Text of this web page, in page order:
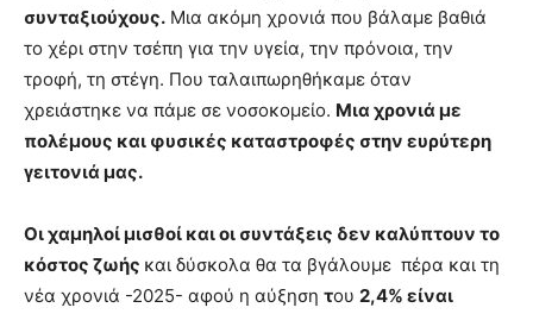
συνταξιούχους. Μια ακόμη χρονιά που βάλαμε βαθιά
το χέρι στην τσέπη για την υγεία, την πρόνοια, την
τροφή, τη στέγη. Που ταλαιπωρηθήκαμε όταν
χρειάστηκε να πάμε σε νοσοκομείο. Μια χρονιά με
πολέμους και φυσικές καταστροφές στην ευρύτερη
γειτονιά μας.
Οι χαμηλοί μισθοί και οι συντάξεις δεν καλύπτουν το
κόστος ζωής και δύσκολα θα τα βγάλουμε πέρα και τη
νέα χρονιά -2025- αφού η αύξηση του 2,4% είναι